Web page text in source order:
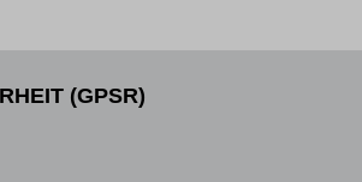
(GPSR)